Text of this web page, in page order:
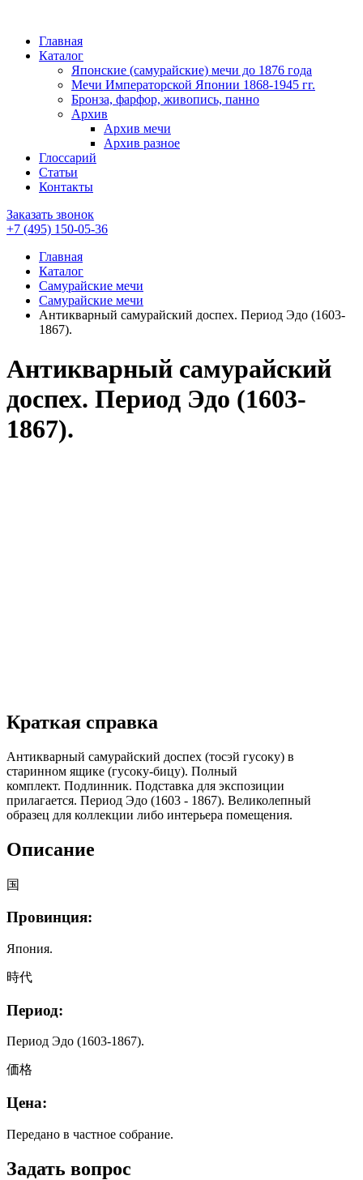
Главная
Каталог
Японские (самурайские) мечи до 1876 года
Мечи Императорской Японии 1868-1945 гг.
Бронза, фарфор, живопись, панно
Архив
Архив мечи
Архив разное
Глоссарий
Статьи
Контакты
Заказать звонок
+7 (495) 150-05-36
Главная
Каталог
Самурайские мечи
Самурайские мечи
Антикварный самурайский доспех. Период Эдо (1603-
1867).
Антикварный самурайский
доспех. Период Эдо (1603-
1867).
Краткая справка
Антикварный самурайский доспех (тосэй гусоку) в
старинном ящике (гусоку-бицу). Полный
комплект. Подлинник. Подставка для экспозиции
прилагается. Период Эдо (1603 - 1867). Великолепный
образец для коллекции либо интерьера помещения.
Описание
国
Провинция:
Япония.
時代
Период:
Период Эдо (1603-1867).
価格
Цена:
Передано в частное собрание.
Задать вопрос